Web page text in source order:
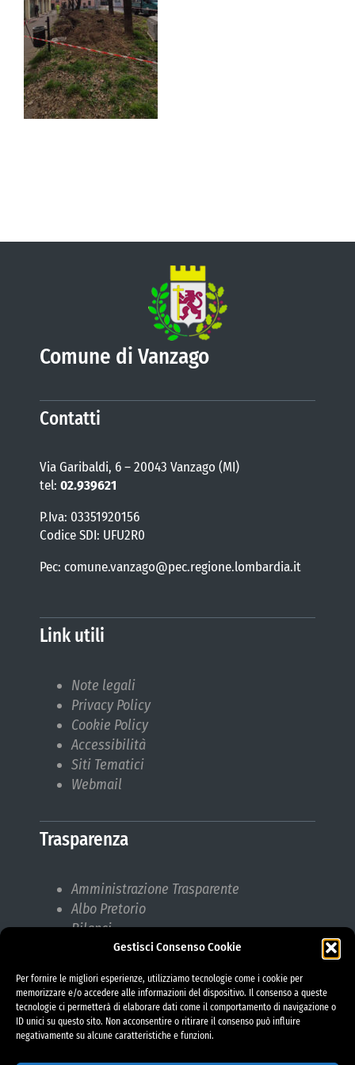
Gestisci Consenso Cookie
Per fornire le migliori esperienze, utilizziamo tecnologie come i cookie per
memorizzare e/o accedere alle informazioni del dispositivo. Il consenso a queste
tecnologie ci permetterà di elaborare dati come il comportamento di navigazione o
ID unici su questo sito. Non acconsentire o ritirare il consenso può influire
negativamente su alcune caratteristiche e funzioni.
VIVERE VANZAGO
COMUNICAZIONE
Comune di Vanzago
Contatti
Via Garibaldi, 6 – 20043 Vanzago (MI)
tel: 02.939621
P.Iva: 03351920156
Codice SDI: UFU2R0
Pec: comune.vanzago@pec.regione.lombardia.it
Link utili
Note legali
Privacy Policy
Cookie Policy
Accessibilità
Siti Tematici
Webmail
Trasparenza
Amministrazione Trasparente
Albo Pretorio
Bilanci
Bandi di gara
Responsabile protezione dati (RPD)